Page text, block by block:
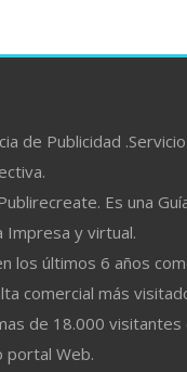
de Publicidad
Es una
Impresa y virtual.
los últimos 6 años
comercial más
de 18.000 visitantes
portal Web.